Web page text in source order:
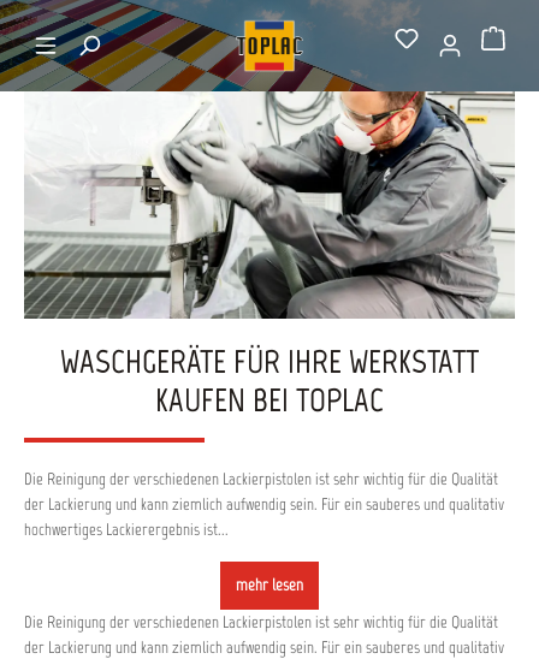
springenStartseite Waschgeräte
WASCHGERÄTE FÜR IHRE WERKSTATT
KAUFEN BEI TOPLAC
Die Reinigung der verschiedenen Lackierpistolen ist sehr wichtig für die Qualität
der Lackierung und kann ziemlich aufwendig sein. Für ein sauberes und qualitativ
hochwertiges Lackierergebnis ist...
mehr lesen
Die Reinigung der verschiedenen Lackierpistolen ist sehr wichtig für die Qualität
der Lackierung und kann ziemlich aufwendig sein. Für ein sauberes und qualitativ